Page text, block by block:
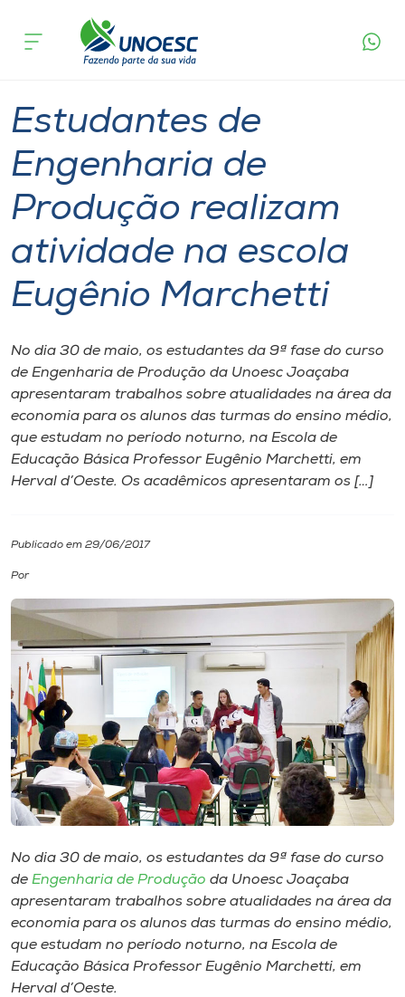
Cursos
Pesquisa
Atendimento ao Estudante
Portal de Ensino
Internacionalização
I.nova
Cultura
CPA
Biblioteca
Editora
Rádio
Museu
Unoesc
Store
Selecione
acontece
Estudantes de
Engenharia de
Produção realizam
atividade na escola
Eugênio Marchetti
No dia 30 de maio, os estudantes da 9ª fase do curso
de Engenharia de Produção da Unoesc Joaçaba
apresentaram trabalhos sobre atualidades na área da
economia para os alunos das turmas do ensino médio,
que estudam no período noturno, na Escola de
Educação Básica Professor Eugênio Marchetti, em
Herval d’Oeste. Os acadêmicos apresentaram os […]
Publicado em 29/06/2017
Por
No dia 30 de maio, os estudantes da 9ª fase do curso
de Engenharia de Produção da Unoesc Joaçaba
apresentaram trabalhos sobre atualidades na área da
economia para os alunos das turmas do ensino médio,
que estudam no período noturno, na Escola de
Educação Básica Professor Eugênio Marchetti, em
Herval d’Oeste.